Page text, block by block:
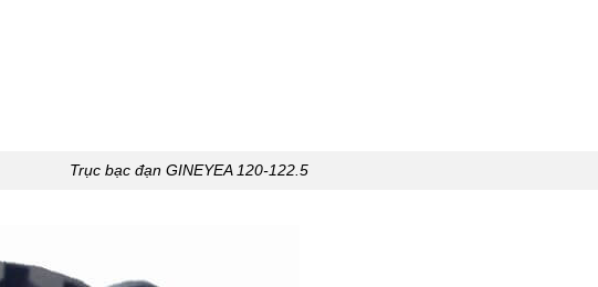
Trục bạc đạn GINEYEA 120-122.5